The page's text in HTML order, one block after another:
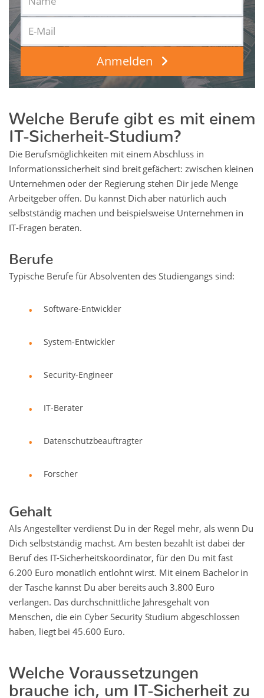
Anmelden
Welche Berufe gibt es mit einem
IT-Sicherheit-Studium?
Die Berufsmöglichkeiten mit einem Abschluss in
Informationssicherheit sind breit gefächert: zwischen kleinen
Unternehmen oder der Regierung stehen Dir jede Menge
Arbeitgeber offen. Du kannst Dich aber natürlich auch
selbstständig machen und beispielsweise Unternehmen in
IT-Fragen beraten.
Berufe
Typische Berufe für Absolventen des Studiengangs sind:
Software-Entwickler
System-Entwickler
Security-Engineer
IT-Berater
Datenschutzbeauftragter
Forscher
Gehalt
Als Angestellter verdienst Du in der Regel mehr, als wenn Du
Dich selbstständig machst. Am besten bezahlt ist dabei der
Beruf des IT-Sicherheitskoordinator, für den Du mit fast
6.200 Euro monatlich entlohnt wirst. Mit einem Bachelor in
der Tasche kannst Du aber bereits auch 3.800 Euro
verlangen. Das durchschnittliche Jahresgehalt von
Menschen, die ein Cyber Security Studium abgeschlossen
haben, liegt bei 45.600 Euro.
Welche Voraussetzungen
brauche ich, um IT-Sicherheit zu